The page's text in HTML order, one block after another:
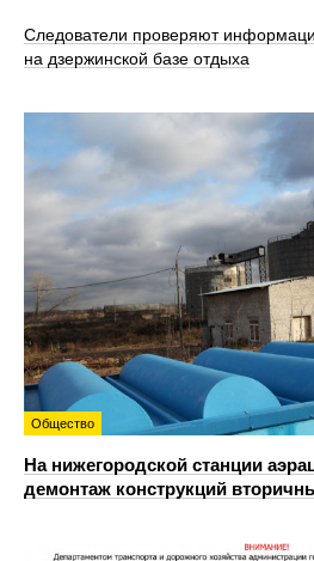
Следователи проверяют
на дзержинской базе отдыха
Общество
На нижегородской станции
демонтаж конструкций